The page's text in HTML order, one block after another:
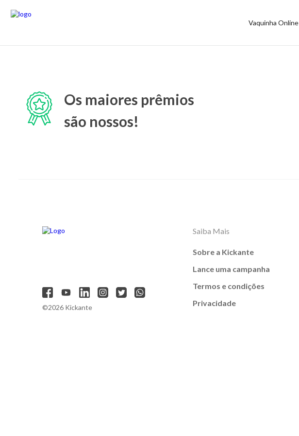
Vaquinha Online
Os maiores prêmios
são nossos!
©2026 Kickante
Saiba Mais
Sobre a Kickante
Lance uma campanha
Termos e condições
Privacidade